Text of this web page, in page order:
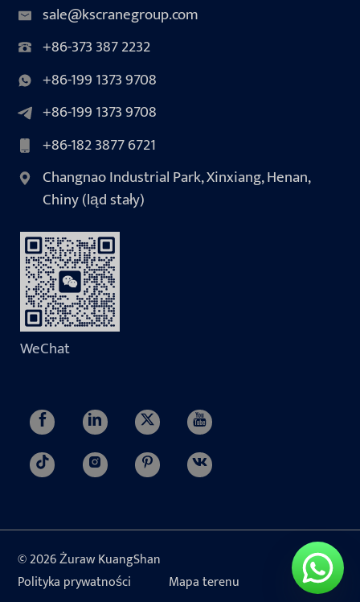
sale@kscranegroup.com
+86-373 387 2232
+86-199 1373 9708
+86-199 1373 9708
+86-182 3877 6721
Changnao Industrial Park, Xinxiang, Henan,
Chiny (ląd stały)
WeChat
© 2026 Żuraw KuangShan
Polityka prywatności
Mapa terenu